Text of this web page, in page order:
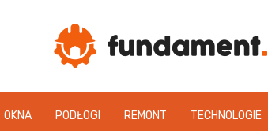
OKNA PODŁOGI REMONT TECHNOLOGIE